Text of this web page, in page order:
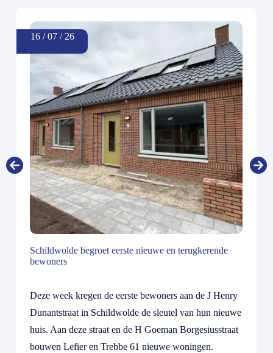
16 / 07 / 26
Schildwolde begroet eerste nieuwe en terugkerende
bewoners
Deze week kregen de eerste bewoners aan de J Henry
Dunantstraat in Schildwolde de sleutel van hun nieuwe
huis. Aan deze straat en de H Goeman Borgesiusstraat
bouwen Lefier en Trebbe 61 nieuwe woningen.